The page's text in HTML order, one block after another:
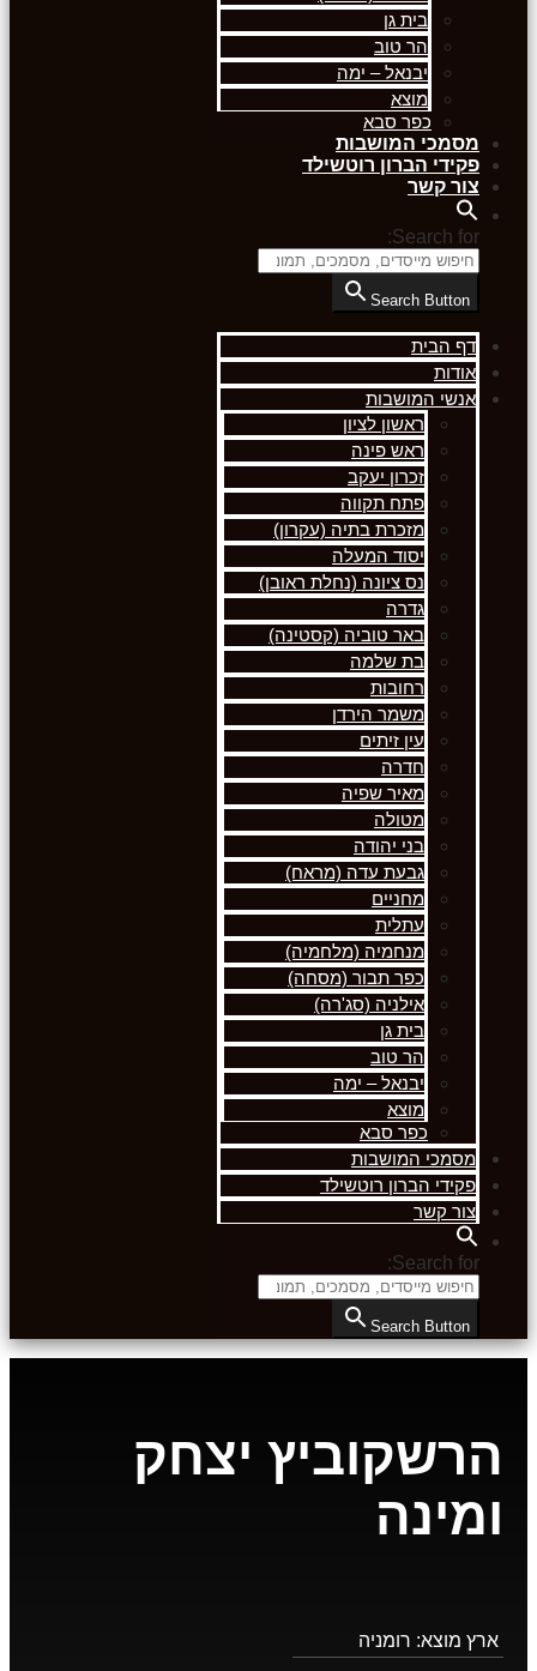
בית גן
הר טוב
יבנאל – ימה
מוצא
כפר סבא
מסמכי המושבות
פקידי הברון רוטשילד
צור קשר
Search for:
Search Button
דף הבית
אודות
אנשי המושבות
ראשון לציון
ראש פינה
זכרון יעקב
פתח תקווה
מזכרת בתיה (עקרון)
יסוד המעלה
נס ציונה (נחלת ראובן)
גדרה
באר טוביה (קסטינה)
בת שלמה
רחובות
משמר הירדן
עין זיתים
חדרה
מאיר שפיה
מטולה
בני יהודה
גבעת עדה (מראח)
מחניים
עתלית
מנחמיה (מלחמיה)
כפר תבור (מסחה)
אילניה (סג'רה)
בית גן
הר טוב
יבנאל – ימה
מוצא
כפר סבא
מסמכי המושבות
פקידי הברון רוטשילד
צור קשר
Search for:
Search Button
הרשקוביץ יצחק
ומינה
ארץ מוצא: רומניה